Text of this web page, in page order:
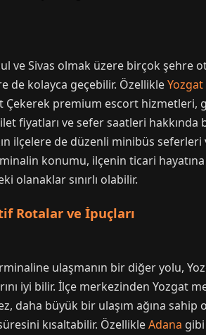
ve Sivas olmak üzere birçok şehre
de kolayca geçebilir. ÖzellikleYozgat
premium escort hizmetleri,
fiyatları ve sefer saatleri hakkında
ilçelere de düzenli minibüs
konumu, ilçenin ticari hayatına
olanaklar sınırlı olabilir.
Rotalar ve İpuçları
ulaşmanın bir diğer yolu,
iyi bilir. İlçe merkezinden Yozgat
daha büyük bir ulaşım ağına
kısaltabilir. ÖzellikleAdana